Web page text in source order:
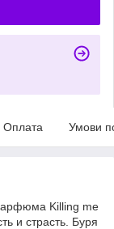
Оплата Умови
Killing me
и страсть. Буря